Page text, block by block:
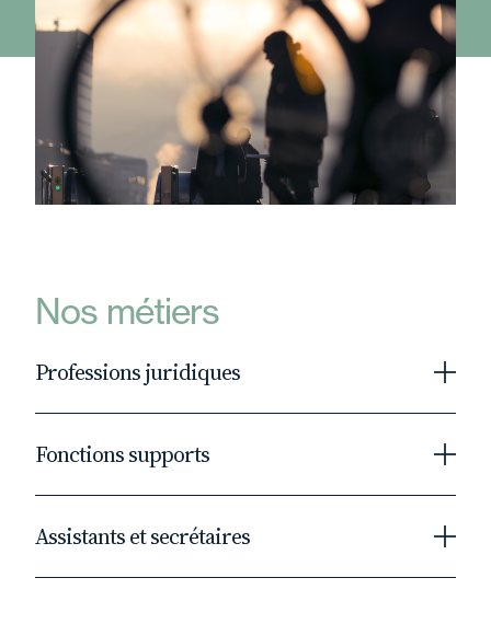
Nos métiers
Professions juridiques
Intégrer Fidal, c’est rejoindre une équipe de
professionnels animés par la passion de leur
métier et fortement engagés au service de nos
clients.
La diversité des profils, expertises et parcours
Fonctions supports
L’expertise de nos directions supports permet
aux avocats et juristes de se concentrer sur
Assistants et secrétaires